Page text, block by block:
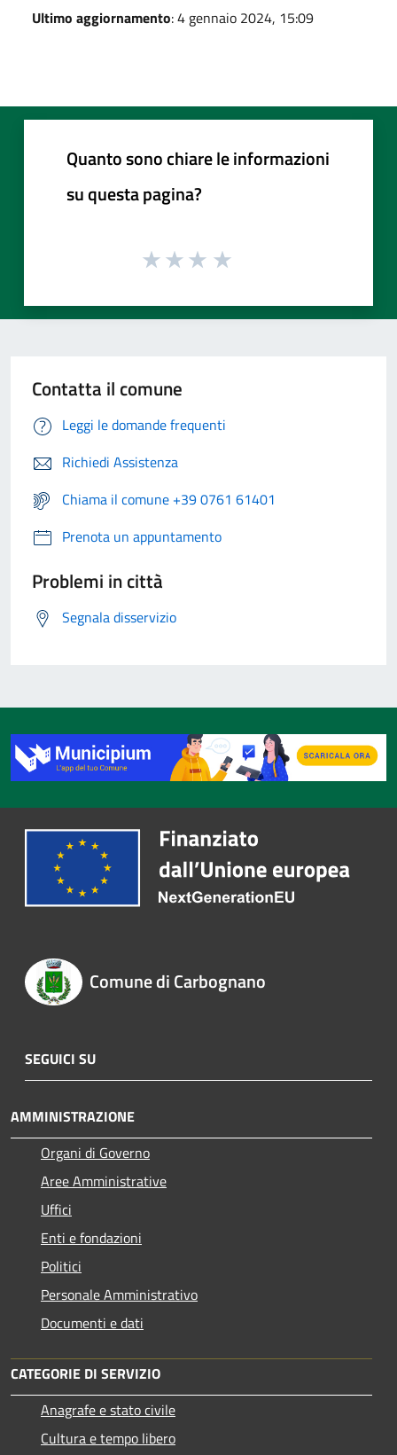
Ultimo aggiornamento: 4 gennaio 2024, 15:09
Quanto sono chiare le informazioni
su questa pagina?
Contatta il comune
Leggi le domande frequenti
Richiedi Assistenza
Chiama il comune +39 0761 61401
Prenota un appuntamento
Problemi in città
Segnala disservizio
Comune di Carbognano
SEGUICI SU
AMMINISTRAZIONE
Organi di Governo
Aree Amministrative
Uffici
Enti e fondazioni
Politici
Personale Amministrativo
Documenti e dati
CATEGORIE DI SERVIZIO
Anagrafe e stato civile
Cultura e tempo libero